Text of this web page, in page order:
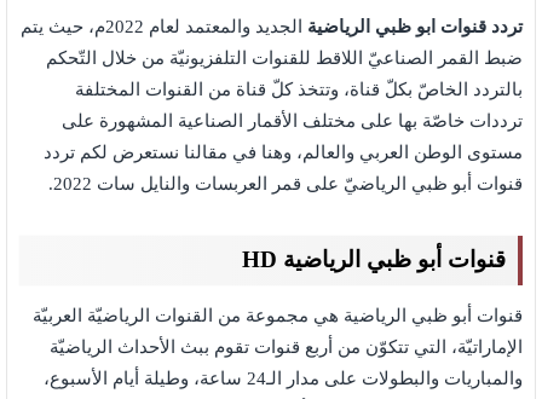
تردد قنوات ابو ظبي الرياضية
الجديد والمعتمد لعام 2022م، حيث يتم
ضبط القمر الصناعيّ اللاقط للقنوات التلفزيونيّة من خلال التّحكم
بالتردد الخاصّ بكلّ قناة، وتتخذ كلّ قناة من القنوات المختلفة
ترددات خاصّة بها على مختلف الأقمار الصناعية المشهورة على
مستوى الوطن العربي والعالم، وهنا في مقالنا نستعرض لكم تردد
قنوات أبو ظبي الرياضيّ على قمر العربسات والنايل سات 2022.
قنوات أبو ظبي الرياضية HD
قنوات أبو ظبي الرياضية هي مجموعة من القنوات الرياضيّة العربيّة
الإماراتيّة، التي تتكوّن من أربع قنوات تقوم ببث الأحداث الرياضيّة
والمباريات والبطولات على مدار الـ24 ساعة، وطيلة أيام الأسبوع،